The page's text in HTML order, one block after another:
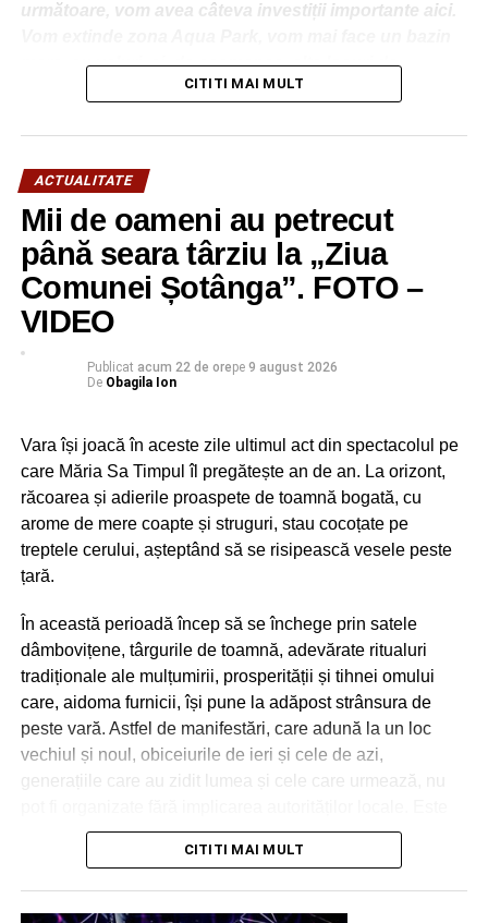
următoare, vom avea câteva investiții importante aici.
mare, cu valuri, și, de asemenea, alte locuri de
distracție. Totodată, va intra în modernizare și bazinul
placă tot ceea ce vom realiza aici”, a transmis primarul
Daniel Cristian Stan.
Petrecerea aniversară de astăzi a inclus muzică, sesiuni
de aquagym, concursuri cu premii, întâlniri cu mascotele
copiilor, show de majorete, momente cu spumă și o
spectaculoasă lansare de baloane cu heliu.
CITITI MAI MULT
ACTUALITATE
Mii de oameni au petrecut
până seara târziu la „Ziua
Comunei Șotânga”. FOTO –
VIDEO
Publicat acum 22 de orepe 9 august 2026
De Obagila Ion
Vara își joacă în aceste zile ultimul act din spectacolul pe
care Măria Sa Timpul îl pregătește an de an. La orizont,
răcoarea și adierile proaspete de toamnă bogată, cu
arome de mere coapte și struguri, stau cocoțate pe
treptele cerului, așteptând să se risipească vesele peste
țară.
În această perioadă încep să se închege prin satele
dâmbovițene, târgurile de toamnă, adevărate ritualuri
tradiționale ale mulțumirii, prosperității și tihnei omului
care, aidoma furnicii, își pune la adăpost strânsura de
peste vară. Astfel de manifestări, care adună la un loc
vechiul și noul, obiceiurile de ieri și cele de azi,
generațiile care au zidit lumea și cele care urmează, nu
drept, vremurile, convulsiile acestei planete care parcă nu
își mai găsește azimutul în Univers, nu prea sunt
favorabile unor sărbători. Dar noi, românii, avem modul
nostru de a mulțumi cerului și pământului, Celui care ne
CITITI MAI MULT